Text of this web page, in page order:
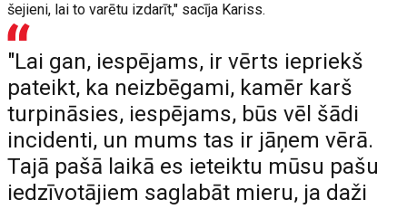
šejieni, lai to varētu izdarīt," sacīja Kariss.
"Lai gan, iespējams, ir vērts iepriekš
pateikt, ka neizbēgami, kamēr karš
turpināsies, iespējams, būs vēl šādi
incidenti, un mums tas ir jāņem vērā.
Tajā pašā laikā es ieteiktu mūsu pašu
iedzīvotājiem saglabāt mieru, ja daži